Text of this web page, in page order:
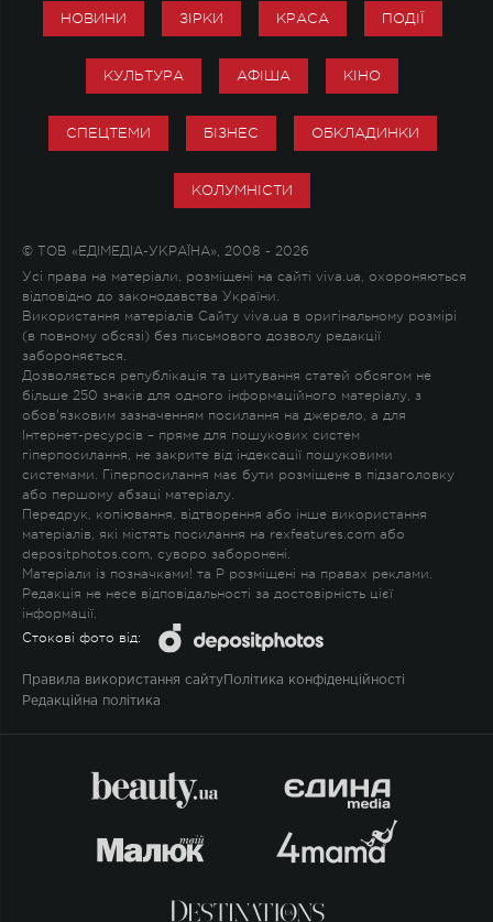
НОВИНИ ЗІРКИ КРАСА ПОДІЇ
КУЛЬТУРА АФІША КІНО
СПЕЦТЕМИ БІЗНЕС ОБКЛАДИНКИ
КОЛУМНІСТИ
© ТОВ «ЕДІМЕДІА-УКРАЇНА», 2008 - 2026
Усі права на матеріали, розміщені на сайті viva.ua, охороняються
відповідно до законодавства України.
Використання матеріалів Сайту viva.ua в оригінальному розмірі
(в повному обсязі) без письмового дозволу редакції
забороняється.
Дозволяється републікація та цитування статей обсягом не
більше 250 знаків для одного інформаційного матеріалу, з
обов'язковим зазначенням посилання на джерело, а для
Інтернет-ресурсів – пряме для пошукових систем
гіперпосилання, не закрите від індексації пошуковими
системами. Гіперпосилання має бути розміщене в підзаголовку
або першому абзаці матеріалу.
Передрук, копіювання, відтворення або інше використання
матеріалів, які містять посилання на rexfeatures.com або
depositphotos.com, суворо заборонені.
Матеріали із позначками! та P розміщені на правах реклами.
Редакція не несе відповідальності за достовірність цієї
інформації.
Стокові фото від:
Правила використання сайту Політика конфіденційності
Редакційна політика